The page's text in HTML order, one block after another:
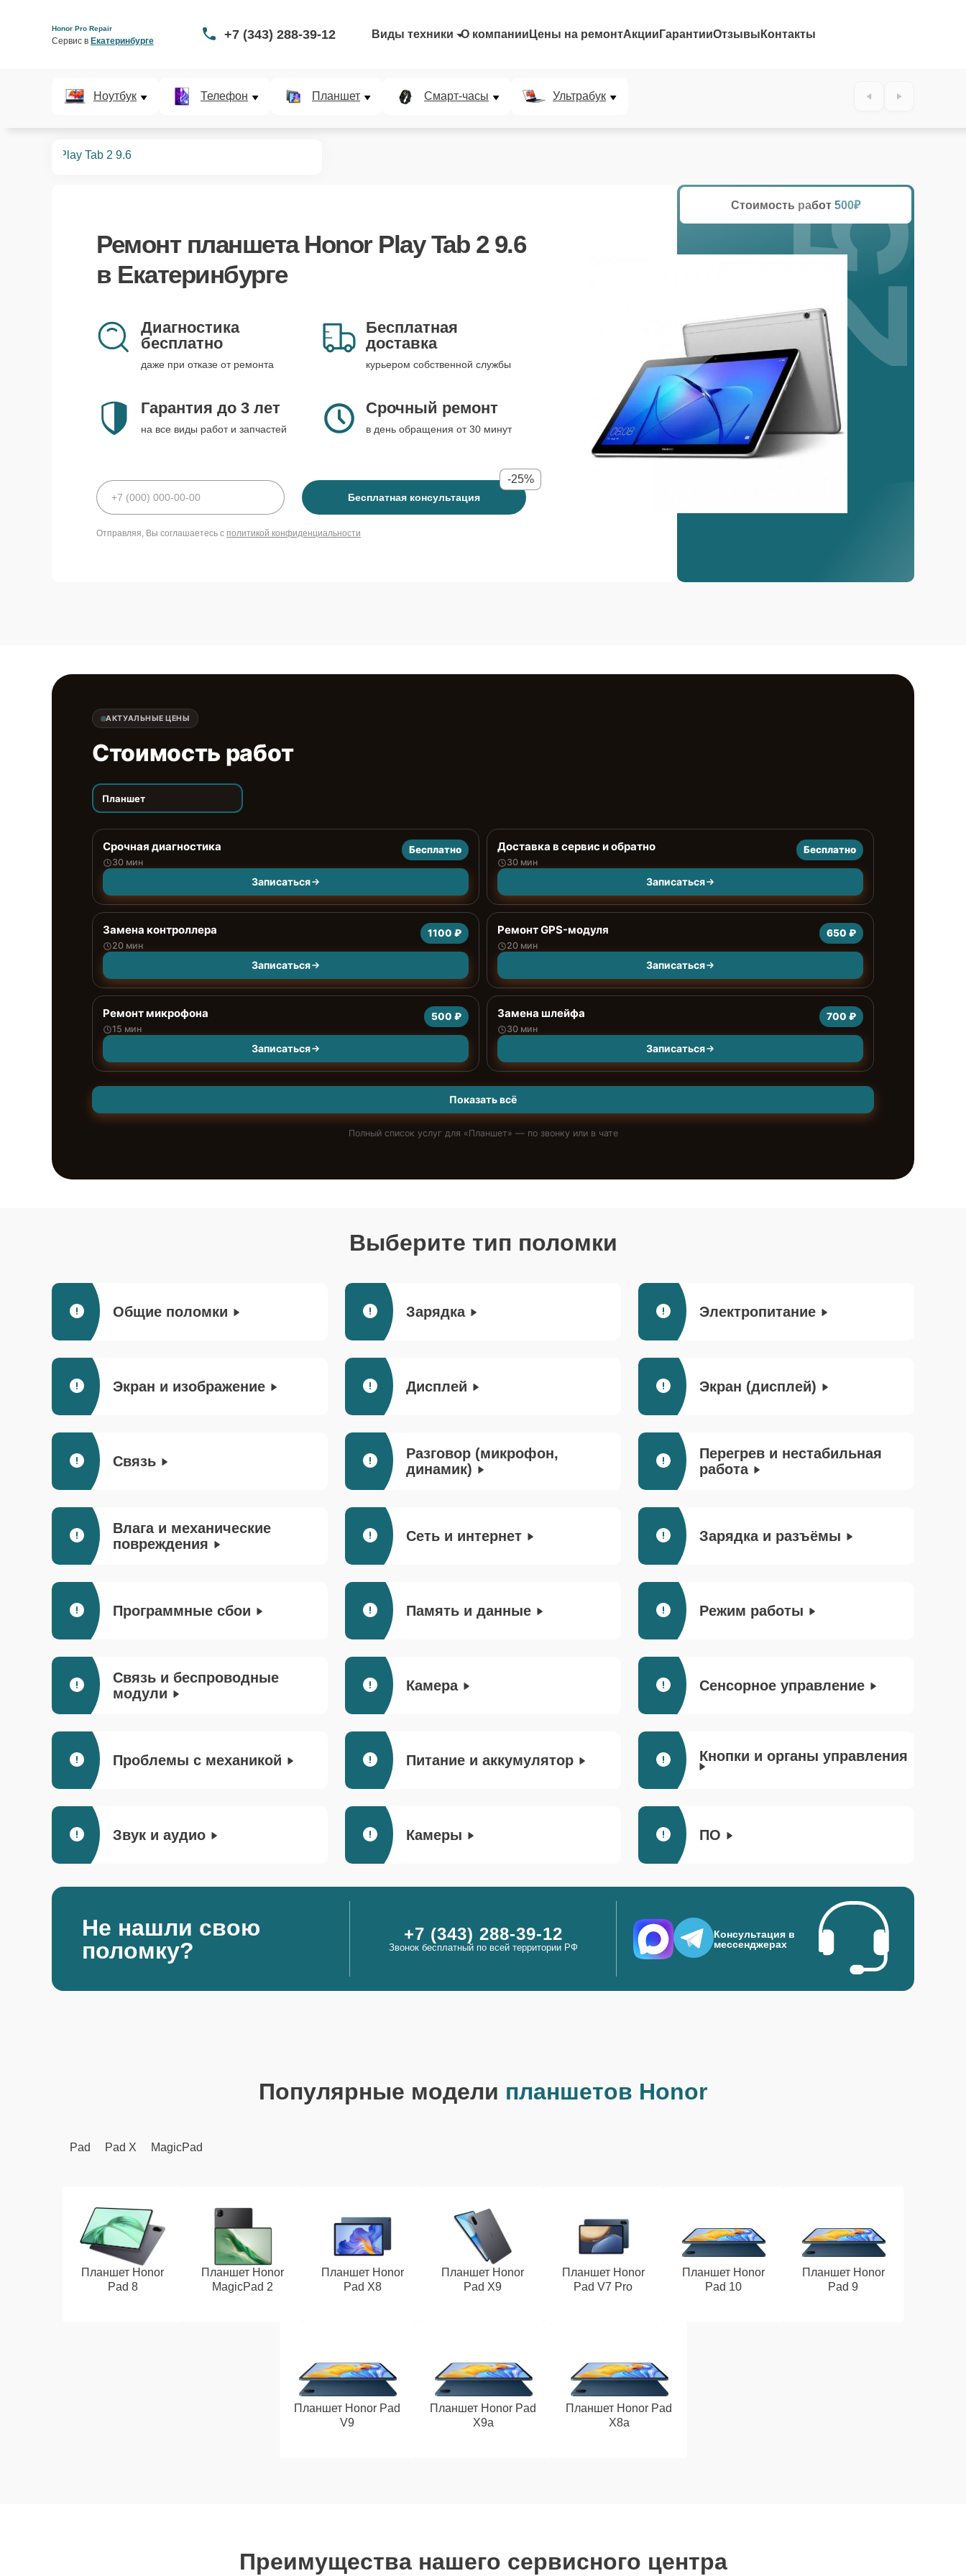
Honor Pro Repair
Сервис в Екатеринбурге +7 (343) 288-39-12 Виды техники О компании Цены на ремонтАкции ГарантииОтзывы Контакты
Ноутбук Телефон Планшет Смарт-часы Ультрабук
Play Tab 2 9.6
Ремонт планшета Honor Play Tab 2 9.6
в Екатеринбурге
Диагностика
бесплатно
даже при отказе от ремонта
Бесплатная
доставка
курьером собственной службы
Гарантия до 3 лет
на все виды работ и запчастей
Срочный ремонт
в день обращения от 30 минут
Бесплатная консультация
-25%
Отправляя, Вы соглашаетесь с политикой конфиденциальности
Стоимость работ 500₽
25%
АКТУАЛЬНЫЕ ЦЕНЫ
Стоимость работ
Планшет
Срочная диагностика
30 мин
Бесплатно
Записаться
Доставка в сервис и обратно
30 мин
Бесплатно
Записаться
Замена контроллера
20 мин
1100 ₽
Записаться
Ремонт GPS-модуля
20 мин
650 ₽
Записаться
Ремонт микрофона
15 мин
500 ₽
Записаться
Замена шлейфа
30 мин
700 ₽
Записаться
Показать всё
Полный список услуг для «Планшет» — по звонку или в чате
Выберите тип поломки
Общие поломки Зарядка Электропитание
Экран и изображение Дисплей Экран (дисплей)
Связь
Разговор (микрофон,
динамик)
Перегрев и нестабильная
работа
Влага и механические
повреждения
Сеть и интернет Зарядка и разъёмы
Программные сбои Память и данные Режим работы
Связь и беспроводные
модули
Камера Сенсорное управление
Проблемы с механикой Питание и аккумулятор Кнопки и органы управления
Звук и аудио Камеры ПО
Не нашли свою
поломку?
+7 (343) 288-39-12
Звонок бесплатный по всей территории РФ
Консультация в
мессенджерах
Популярные модели планшетов Honor
Pad Pad X MagicPad
Планшет Honor
Pad 8
Планшет Honor
MagicPad 2
Планшет Honor
Pad X8
Планшет Honor
Pad X9
Планшет Honor
Pad V7 Pro
Планшет Honor
Pad 10
Планшет Honor
Pad 9
Планшет Honor Pad
V9
Планшет Honor Pad
X9a
Планшет Honor Pad
X8a
Преимущества нашего сервисного центра